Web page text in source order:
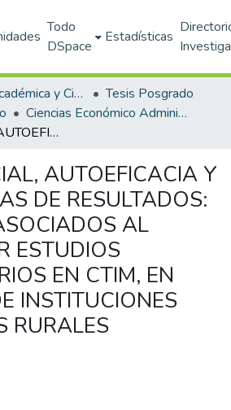
Todo
DSpace
Estadísticas
Producción Académica y Científica
Tesis Posgrado
Ciencias Económico Administrativas (DACEA)
APOYO SOCIAL, AUTOEFICACIA Y EXPECTATIVAS DE RESULTADOS: FACTORES ASOCIADOS AL INTERÉS POR ESTUDIOS UNIVERSITARIOS EN CTIM, EN ALUMNOS DE INSTITUCIONES EDUCATIVAS RURALES
AUTOEFICACIA Y
DE RESULTADOS:
AL
ESTUDIOS
EN CTIM, EN
INSTITUCIONES
RURALES